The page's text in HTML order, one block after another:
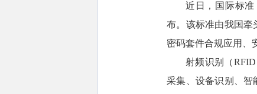
近日，国际标准
布。该标准由我国牵
密码套件合规应用、
射频识别（
采集、设备识别、智